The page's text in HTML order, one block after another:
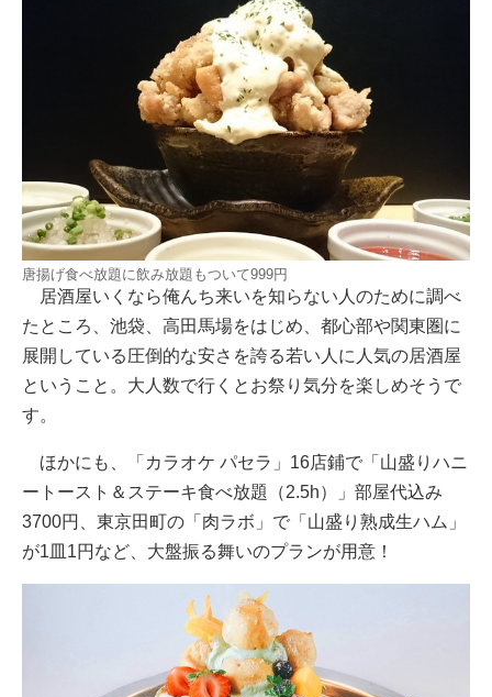
唐揚げ食べ放題に飲み放題もついて999円
居酒屋いくなら俺んち来いを知らない人のために調べ
たところ、池袋、高田馬場をはじめ、都心部や関東圏に
展開している圧倒的な安さを誇る若い人に人気の居酒屋
ということ。大人数で行くとお祭り気分を楽しめそうで
す。
ほかにも、「カラオケ パセラ」16店鋪で「山盛りハニ
ートースト＆ステーキ食べ放題（2.5h）」部屋代込み
3700円、東京田町の「肉ラボ」で「山盛り熟成生ハム」
が1皿1円など、大盤振る舞いのプランが用意！